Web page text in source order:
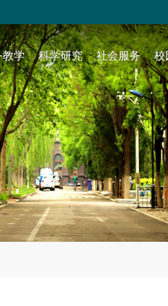
教学 科学研究 社会服务 校